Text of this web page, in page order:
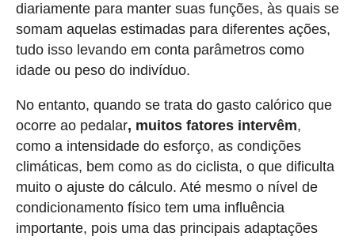
diariamente para manter suas funções, às quais se
somam aquelas estimadas para diferentes ações,
tudo isso levando em conta parâmetros como
idade ou peso do indivíduo.
No entanto, quando se trata do gasto calórico que
ocorre ao pedalar, muitos fatores intervêm,
como a intensidade do esforço, as condições
climáticas, bem como as do ciclista, o que dificulta
muito o ajuste do cálculo. Até mesmo o nível de
condicionamento físico tem uma influência
importante, pois uma das principais adaptações